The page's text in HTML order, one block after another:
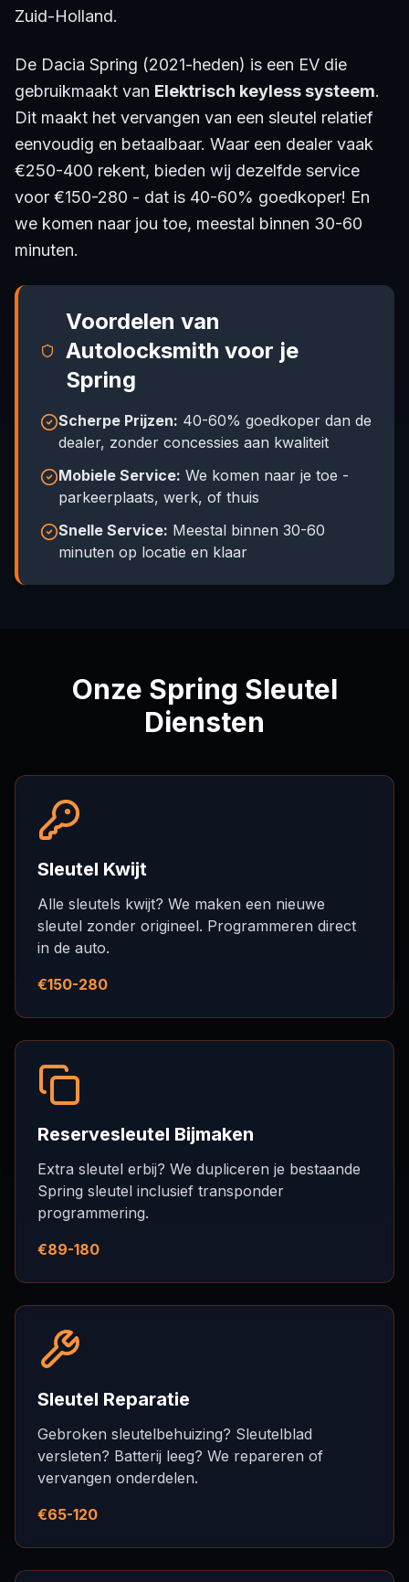
Zuid-Holland.
De Dacia Spring (2021-heden) is een EV die
gebruikmaakt van Elektrisch keyless systeem.
Dit maakt het vervangen van een sleutel relatief
eenvoudig en betaalbaar. Waar een dealer vaak
€250-400 rekent, bieden wij dezelfde service
voor €150-280 - dat is 40-60% goedkoper! En
we komen naar jou toe, meestal binnen 30-60
minuten.
Voordelen van
Autolocksmith voor je
Spring
Scherpe Prijzen: 40-60% goedkoper dan de
dealer, zonder concessies aan kwaliteit
Mobiele Service: We komen naar je toe -
parkeerplaats, werk, of thuis
Snelle Service: Meestal binnen 30-60
minuten op locatie en klaar
Onze Spring Sleutel
Diensten
Sleutel Kwijt
Alle sleutels kwijt? We maken een nieuwe
sleutel zonder origineel. Programmeren direct
in de auto.
€150-280
Reservesleutel Bijmaken
Extra sleutel erbij? We dupliceren je bestaande
Spring sleutel inclusief transponder
programmering.
€89-180
Sleutel Reparatie
Gebroken sleutelbehuizing? Sleutelblad
versleten? Batterij leeg? We repareren of
vervangen onderdelen.
€65-120